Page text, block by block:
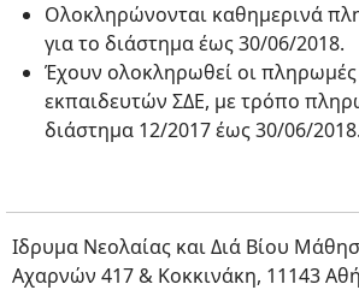
Ολοκληρώνονται καθημερινά
για το διάστημα έως 30/06/2018.
Έχουν ολοκληρωθεί οι
εκπαιδευτών ΣΔΕ, με τρόπο
διάστημα 12/2017 έως 30/06/2018.
Ιδρυμα Νεολαίας και Διά Βίου
Αχαρνών 417 & Κοκκινάκη, 11143